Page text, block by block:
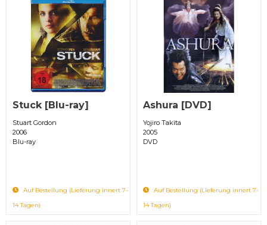
Stuck [Blu-ray]
Stuart Gordon
2006
Blu-ray
Auf Bestellung (Lieferung innert 7-
14 Tagen)
Ashura [DVD]
Yojiro Takita
2005
DVD
Auf Bestellung (Lieferung innert 7-
14 Tagen)